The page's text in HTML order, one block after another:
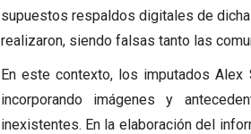
supuestos respaldos digitales de
realizaron, siendo falsas tanto las
En este contexto, los imputados Alex
incorporando imágenes y
inexistentes. En la elaboración del